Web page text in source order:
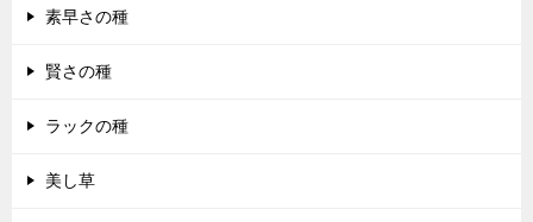
素早さの種
賢さの種
ラックの種
美し草